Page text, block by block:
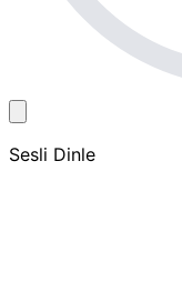
Sesli Dinle